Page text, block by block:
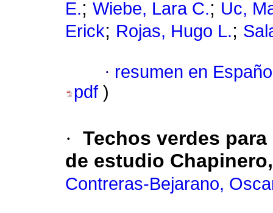
E.; Wiebe, Lara C.; Uc,
Erick; Rojas, Hugo L.;
· resumen en
pdf )
· Techos verdes
de estudio
Contreras-Bejarano,